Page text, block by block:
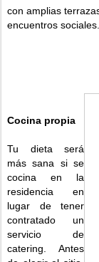
con amplias
encuentros sociales.
Cocina propia
Tu dieta será
más sana si se
cocina en la
residencia en
lugar de tener
contratado un
servicio de
catering. Antes